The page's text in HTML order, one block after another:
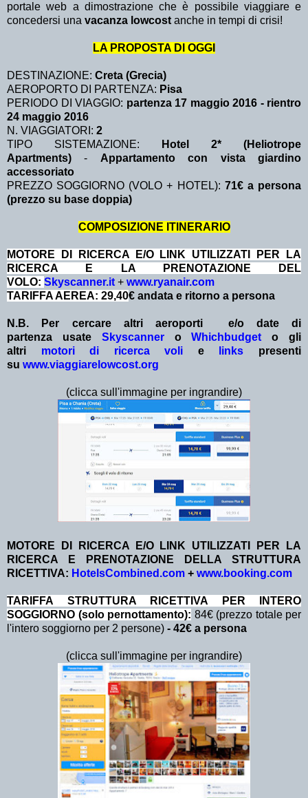
portale web a dimostrazione che è possibile viaggiare e
concedersi una vacanza lowcost anche in tempi di crisi!
LA PROPOSTA DI OGGI
DESTINAZIONE: Creta (Grecia)
AEROPORTO DI PARTENZA: Pisa
PERIODO DI VIAGGIO: partenza 17 maggio 2016 - rientro
24 maggio 2016
N. VIAGGIATORI: 2
TIPO SISTEMAZIONE:
Hotel 2* (Heliotrope
Apartments)- Appartamento con vista giardino
accessoriato
PREZZO SOGGIORNO (VOLO + HOTEL): 71€ a persona
(prezzo su base doppia)
COMPOSIZIONE ITINERARIO
MOTORE DI RICERCA E/O LINK UTILIZZATI PER LA
RICERCA E LA PRENOTAZIONE DEL
VOLO: Skyscanner.it + www.ryanair.com
TARIFFA AEREA: 29,40€ andata e ritorno a persona
N.B. Per cercare altri aeroporti e/o date di
partenza usate SkyscanneroWhichbudget o gli
altri motori di ricerca voli e links presenti
su www.viaggiarelowcost.org
(clicca sull'immagine per ingrandire)
MOTORE DI RICERCA E/O LINK UTILIZZATI PER LA
RICERCA E PRENOTAZIONE DELLA STRUTTURA
RICETTIVA: HotelsCombined.com + www.booking.com
TA RIFFA STRUTTURA RICETTIVA PER INTERO
SOGGIORNO (solo pernottamento): 84€ (prezzo totale per
l'intero soggiorno per 2 persone) - 42€ a persona
(clicca sull'immagine per ingrandire)